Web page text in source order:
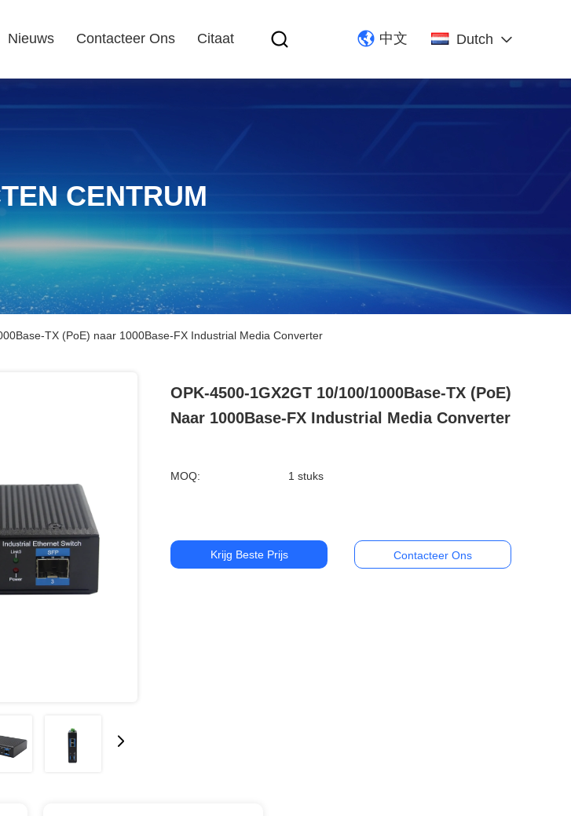
Nieuws Contacteer Ons Citaat 中文 Dutch
CENTRUM
TX (PoE) naar 1000Base-FX Industrial Media Converter
OPK-4500-1GX2GT 10/100/1000Base-TX (PoE)
Naar 1000Base-FX Industrial Media Converter
MOQ: 1 stuks
Krijg Beste Prijs Contacteer Ons